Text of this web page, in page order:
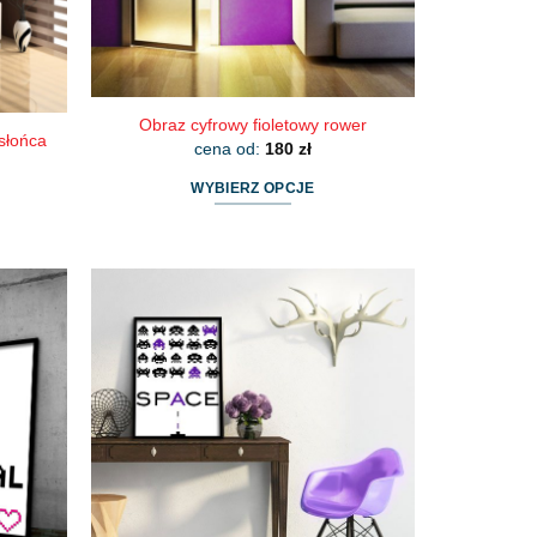
Obraz cyfrowy fioletowy rower
cena od: 180 zł
WYBIERZ OPCJE
ma
wiele
wariantów.
wybrać
na
stronie
produktu